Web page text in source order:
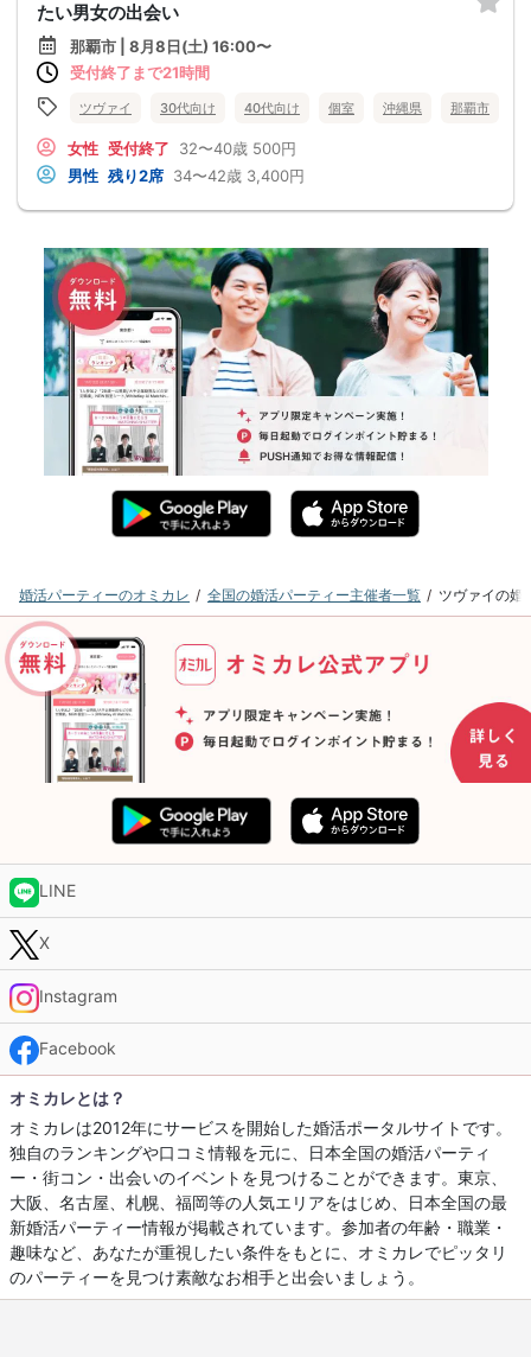
たい男女の出会い
那覇市 | 8月8日(土) 16:00〜
受付終了まで21時間
ツヴァイ 30代向け 40代向け 個室 沖縄県 那覇市
女性 受付終了 32〜40歳 500円
男性 残り2席 34〜42歳 3,400円
婚活パーティーのオミカレ 全国の婚活パーティー主催者一覧 ツヴァイの婚
LINE
X
Instagram
Facebook
オミカレとは？
オミカレは2012年にサービスを開始した婚活ポータルサイトです。
独自のランキングや口コミ情報を元に、日本全国の婚活パーティ
ー・街コン・出会いのイベントを見つけることができます。東京、
大阪、名古屋、札幌、福岡等の人気エリアをはじめ、日本全国の最
新婚活パーティー情報が掲載されています。参加者の年齢・職業・
趣味など、あなたが重視したい条件をもとに、オミカレでピッタリ
のパーティーを見つけ素敵なお相手と出会いましょう。